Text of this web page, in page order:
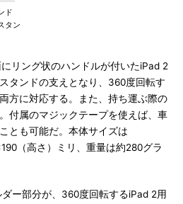
ド
タン
リング状のハンドルが付いたiPad 2
タンドの支えとなり、360度回転す
方に対応する。また、持ち運ぶ際の
付属のマジックテープを使えば、車
とも可能だ。本体サイズは
（高さ）ミリ、重量は約280グラ
ー部分が、360度回転するiPad 2用